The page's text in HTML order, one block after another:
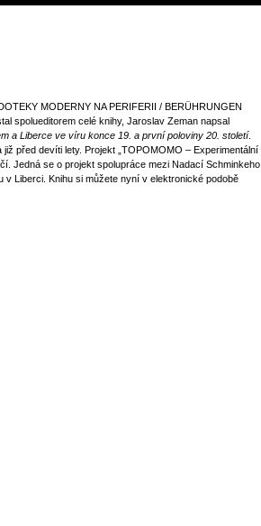
MODERNY NA PERIFERII / BERÜHRUNGEN
spolueditorem celé knihy, Jaroslav Zeman napsal
a Liberce ve víru konce 19. a první poloviny 20. století.
před devíti lety. Projekt „TOPOMOMO – Experimentální
Jedná se o projekt spolupráce mezi Nadací Schminkeho
Liberci. Knihu si můžete nyní v elektronické podobě